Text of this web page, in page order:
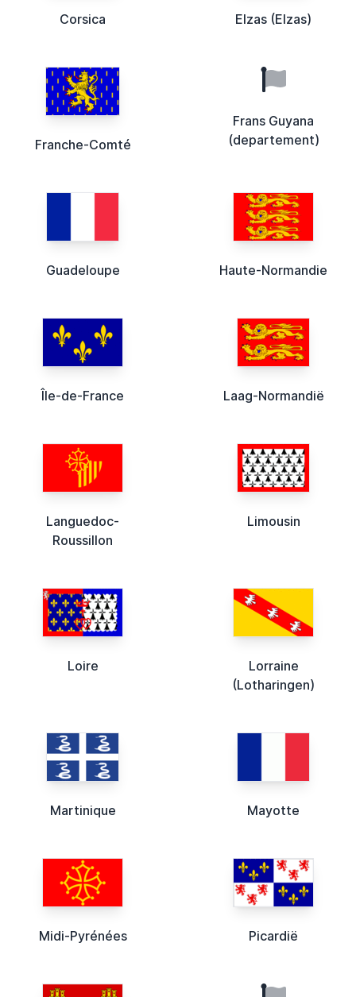
Corsica Elzas (Elzas)
Franche-Comté
Frans Guyana
(departement)
Guadeloupe Haute-Normandie
Île-de-France Laag-Normandië
Languedoc-
Roussillon
Limousin
Loire
Lorraine
(Lotharingen)
Martinique Mayotte
Midi-Pyrénées Picardië